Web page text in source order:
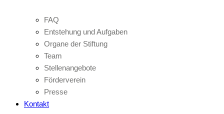
FAQ
Entstehung und Aufgaben
Organe der Stiftung
Team
Stellenangebote
Förderverein
Presse
Kontakt